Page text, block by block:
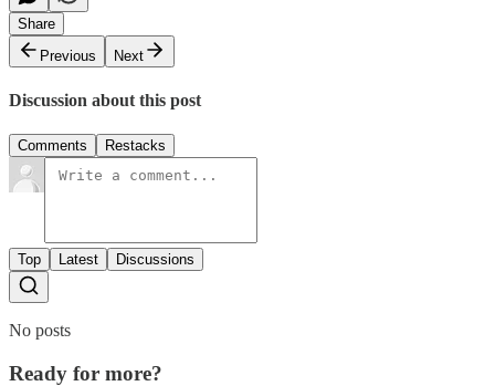
Share
Previous
Next
Discussion about this post
Comments Restacks
Top Latest Discussions
No posts
Ready for more?